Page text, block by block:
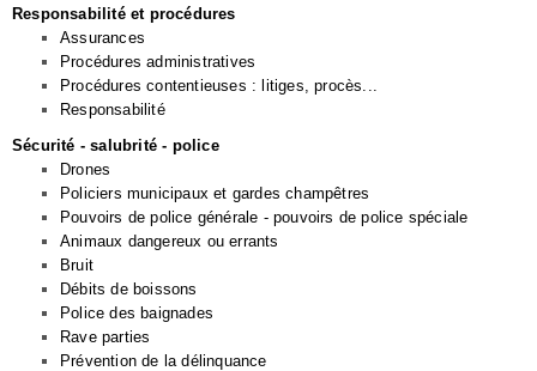
Responsabilité et procédures
Assurances
Procédures administratives
Procédures contentieuses : litiges, procès...
Responsabilité
Sécurité - salubrité - police
Drones
Policiers municipaux et gardes champêtres
Pouvoirs de police générale - pouvoirs de police spéciale
Animaux dangereux ou errants
Bruit
Débits de boissons
Police des baignades
Rave parties
Prévention de la délinquance